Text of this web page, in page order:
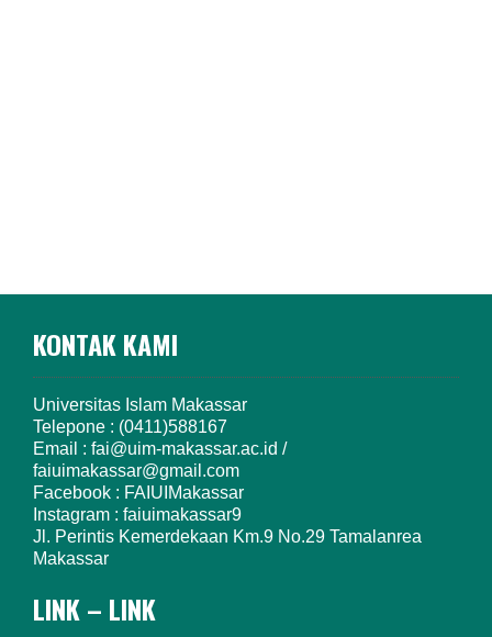
KONTAK KAMI
Universitas Islam Makassar
Telepone : (0411)588167
Email : fai@uim-makassar.ac.id /
faiuimakassar@gmail.com
Facebook : FAIUIMakassar
Instagram : faiuimakassar9
Jl. Perintis Kemerdekaan Km.9 No.29 Tamalanrea
Makassar
LINK – LINK